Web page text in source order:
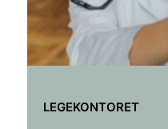
LEGEKONTORET